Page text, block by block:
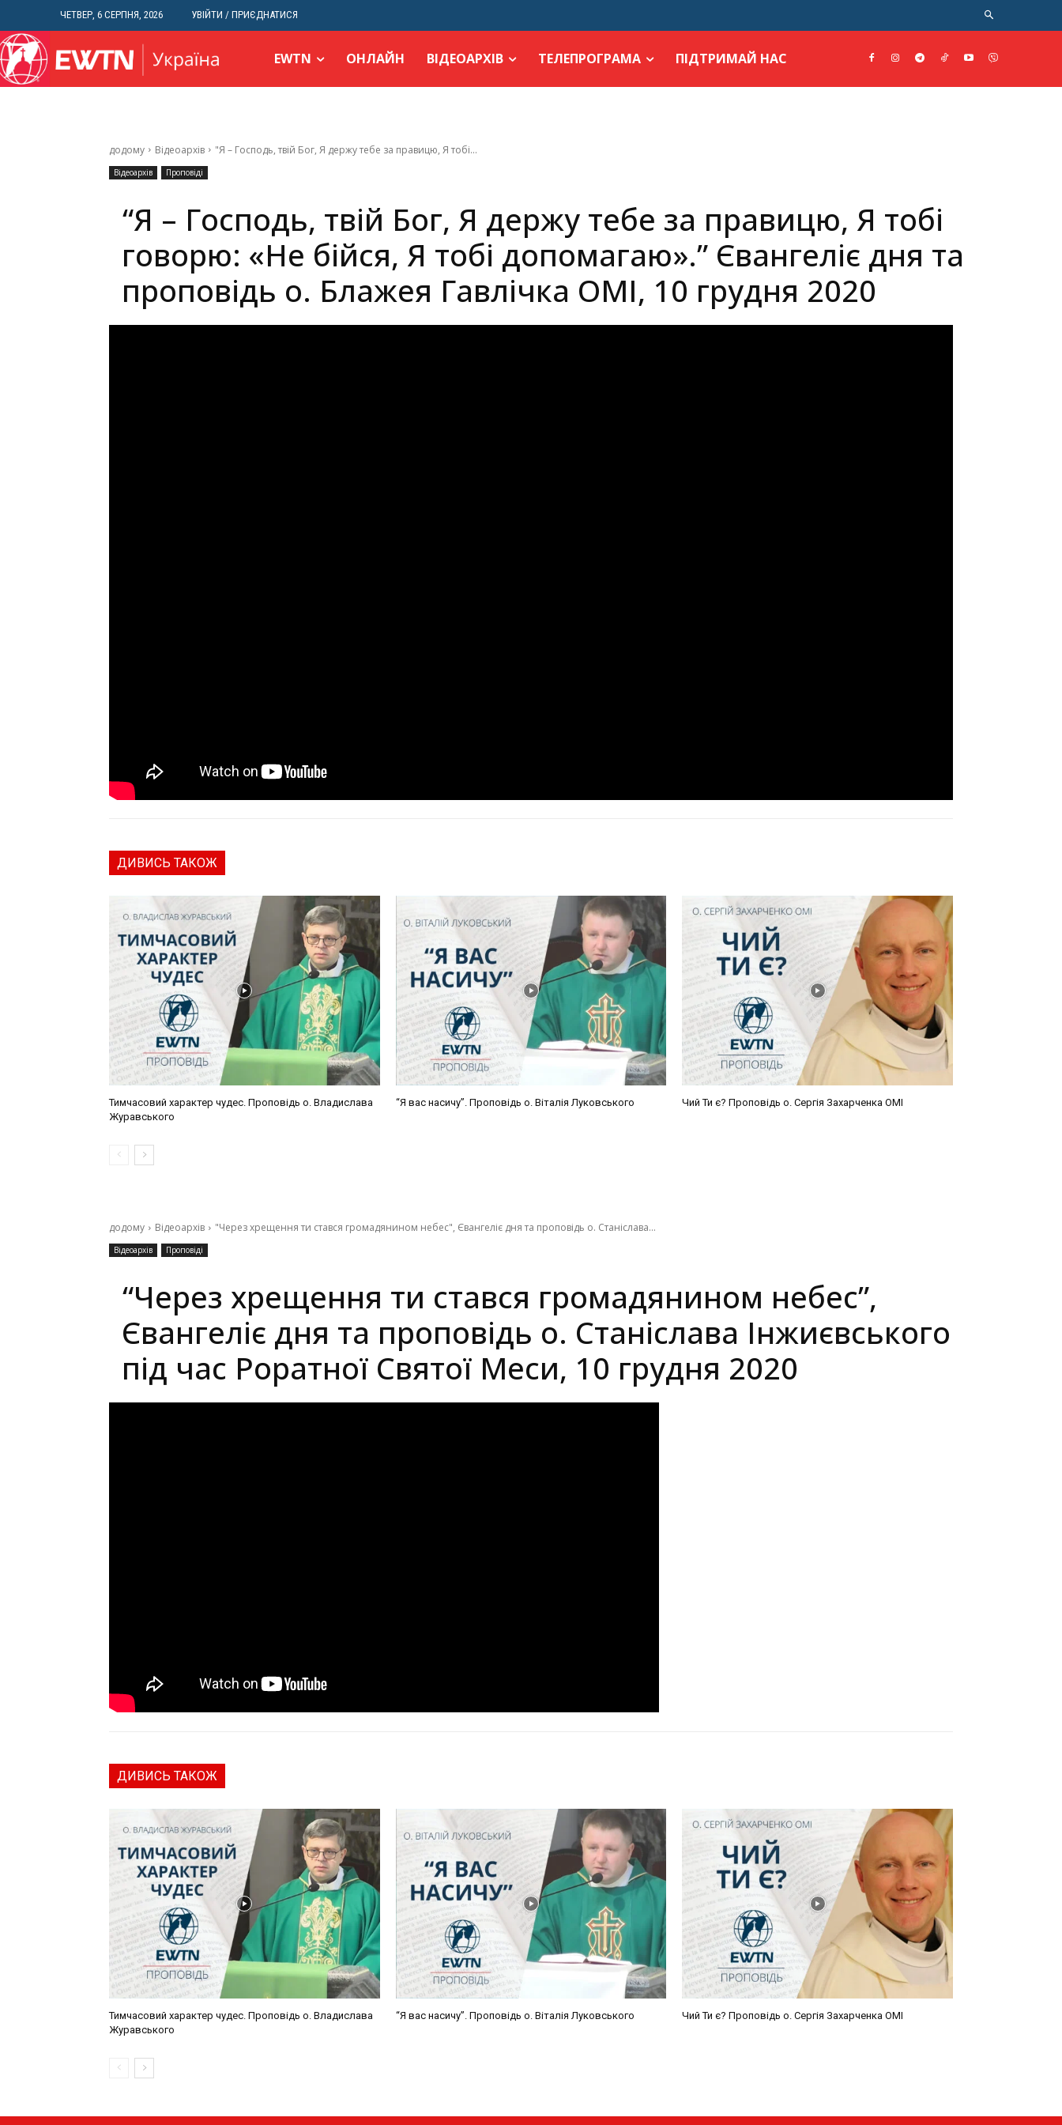
ЧЕТВЕР, 6 СЕРПНЯ, 2026 УВІЙТИ / ПРИЄДНАТИСЯ
EWTN ОНЛАЙН ВІДЕОАРХІВ ТЕЛЕПРОГРАМА ПІДТРИМАЙ НАС
додому Відеоархів "Я – Господь, твій Бог, Я держу тебе за правицю, Я тобі...
Відеоархів Проповіді
“Я – Господь, твій Бог, Я держу тебе за правицю, Я тобі
говорю: «Не бійся, Я тобі допомагаю».” Євангеліє дня та
проповідь о. Блажея Гавлічка ОМІ, 10 грудня 2020
ДИВИСЬ ТАКОЖ
Тимчасовий характер чудес. Проповідь о. Владислава
Журавського
“Я вас насичу”. Проповідь о. Віталія Луковського Чий Ти є? Проповідь о. Сергія Захарченка ОМІ